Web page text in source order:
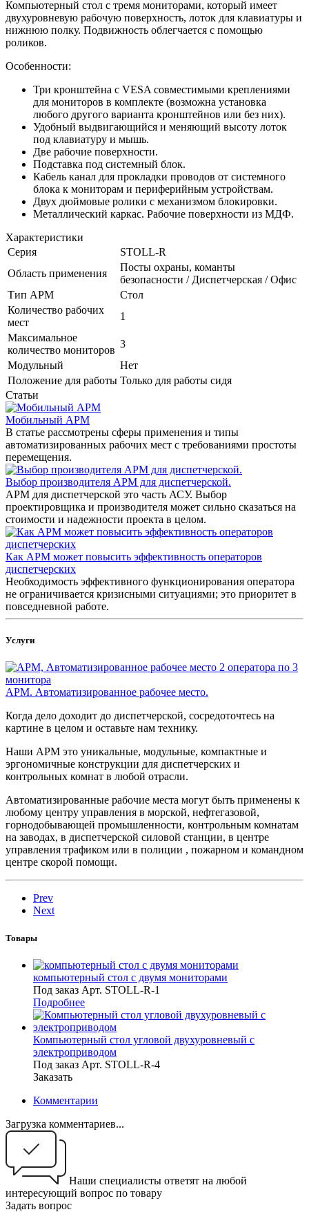
Компьютерный стол с тремя мониторами, который имеет
двухуровневую рабочую поверхность, лоток для клавиатуры и
нижнюю полку. Подвижность облегчается с помощью
роликов.
Особенности:
Три кронштейна с VESA совместимыми креплениями
для мониторов в комплекте (возможна установка
любого другого варианта кронштейнов или без них).
Удобный выдвигающийся и меняющий высоту лоток
под клавиатуру и мышь.
Две рабочие поверхности.
Подставка под системный блок.
Кабель канал для прокладки проводов от системного
блока к мониторам и периферийным устройствам.
Двух дюймовые ролики с механизмом блокировки.
Металлический каркас. Рабочие поверхности из МДФ.
Характеристики
Серия
STOLL-R
Область применения
Посты охраны, команты
безопасности / Диспетчерская / Офис
Тип АРМ
Стол
Количество рабочих
мест
1
Максимальное
количество мониторов
3
Модульный
Нет
Положение для работы Только для работы сидя
Статьи
Мобильный АРМ
В статье рассмотрены сферы применения и типы
автоматизированных рабочих мест с требованиями простоты
перемещения.
Выбор производителя АРМ для диспетчерской.
АРМ для диспетчерской это часть АСУ. Выбор
проектировщика и производителя может сильно сказаться на
стоимости и надежности проекта в целом.
Как АРМ может повысить эффективность операторов
диспетчерских
Необходимость эффективного функционирования оператора
не ограничивается кризисными ситуациями; это приоритет в
повседневной работе.
Услуги
АРМ. Автоматизированное рабочее место.
Когда дело доходит до диспетчерской, сосредоточтесь на
картине в целом и оставьте нам технику.
Наши АРМ это уникальные, модульные, компактные и
эргономичные конструкции для диспетчерских и
контрольных комнат в любой отрасли.
Автоматизированные рабочие места могут быть применены к
любому центру управления в морской, нефтегазовой,
горнодобывающей промышленности, контрольным комнатам
на заводах, в диспетчерской силовой станции, в центре
управления трафиком или в полиции , пожарном и командном
центре скорой помощи.
Prev
Next
Товары
компьютерный стол с двумя мониторами
Под заказ Арт. STOLL-R-1
Подробнее
Компьютерный стол угловой двухуровневый с
электроприводом
Под заказ Арт. STOLL-R-4
Заказать
Комментарии
Загрузка комментариев...
Наши специалисты ответят на любой
интересующий вопрос по товару
Задать вопрос